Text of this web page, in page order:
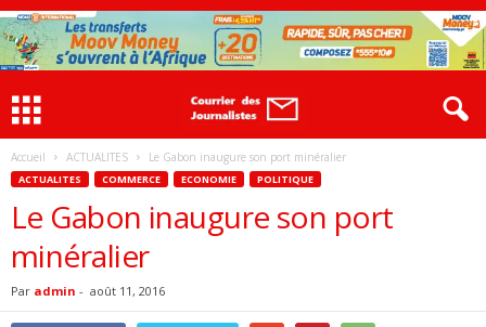
Accueil ACTUALITES Le Gabon inaugure son port minéralier
ACTUALITES COMMERCE ECONOMIE POLITIQUE
Le Gabon inaugure son port
minéralier
Par admin - août 11, 2016